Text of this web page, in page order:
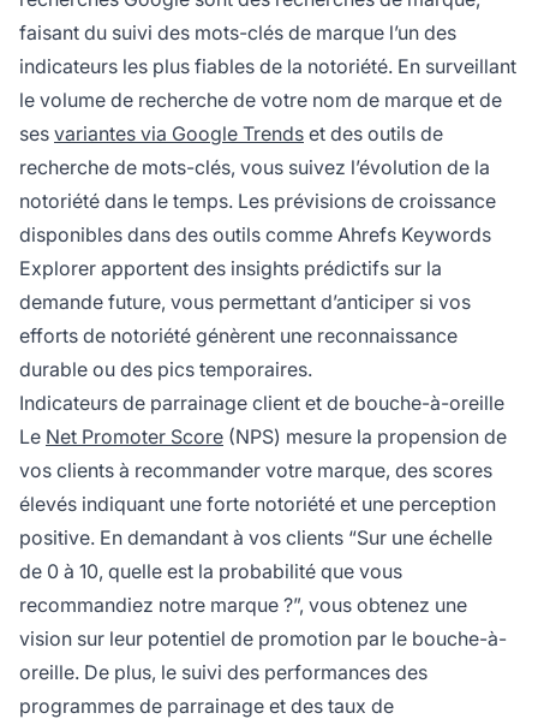
faisant du suivi des mots-clés de marque l’un des
indicateurs les plus fiables de la notoriété. En surveillant
le volume de recherche de votre nom de marque et de
ses variantes via Google Trends et des outils de
recherche de mots-clés, vous suivez l’évolution de la
notoriété dans le temps. Les prévisions de croissance
disponibles dans des outils comme Ahrefs Keywords
Explorer apportent des insights prédictifs sur la
demande future, vous permettant d’anticiper si vos
efforts de notoriété génèrent une reconnaissance
durable ou des pics temporaires.
Indicateurs de parrainage client et de bouche-à-oreille
Le Net Promoter Score (NPS) mesure la propension de
vos clients à recommander votre marque, des scores
élevés indiquant une forte notoriété et une perception
positive. En demandant à vos clients “Sur une échelle
de 0 à 10, quelle est la probabilité que vous
recommandiez notre marque ?”, vous obtenez une
vision sur leur potentiel de promotion par le bouche-à-
oreille. De plus, le suivi des performances des
programmes de parrainage et des taux de